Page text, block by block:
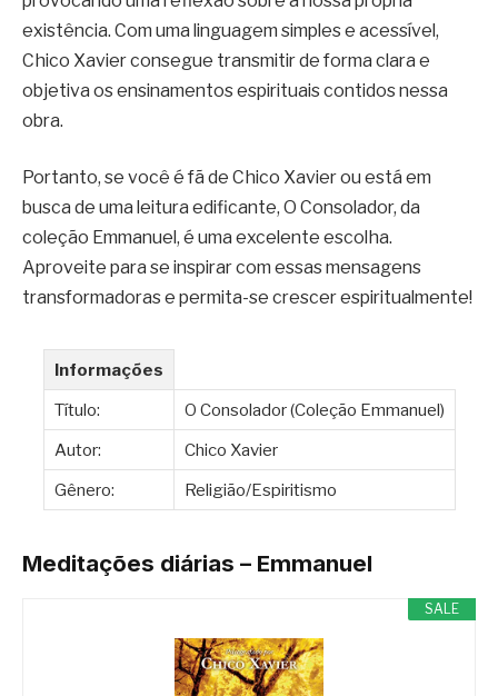
existência. Com uma linguagem simples e acessível,
Chico Xavier consegue transmitir de forma clara e
objetiva os ensinamentos espirituais contidos nessa
obra.
Portanto, se você é fã de Chico Xavier ou está em
busca de uma leitura edificante, O Consolador, da
coleção Emmanuel, é uma excelente escolha.
Aproveite para se inspirar com essas mensagens
transformadoras e permita-se crescer espiritualmente!
Informações
Título:
O Consolador (Coleção Emmanuel)
Autor:
Chico Xavier
Gênero:
Religião/Espiritismo
Meditações diárias – Emmanuel
SALE